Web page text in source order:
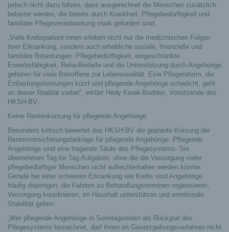
jedoch nicht dazu führen, dass ausgerechnet die Menschen zusätzlich
belastet werden, die bereits durch Krankheit, Pflegebedürftigkeit und
familiäre Pflegeverantwortung stark gefordert sind.
„Viele Krebspatient:innen erleben nicht nur die medizinischen Folgen
ihrer Erkrankung, sondern auch erhebliche soziale, finanzielle und
familiäre Belastungen. Pflegebedürftigkeit, eingeschränkte
Erwerbsfähigkeit, Reha-Bedarfe und die Unterstützung durch Angehörige
gehören für viele Betroffene zur Lebensrealität. Eine Pflegereform, die
Entlastungsleistungen kürzt und pflegende Angehörige schwächt, geht
an dieser Realität vorbei“, erklärt Hedy Kerek-Bodden, Vorsitzende des
HKSH-BV.
Keine Rentenkürzung für pflegende Angehörige
Besonders kritisch bewertet das HKSH-BV die geplante Kürzung der
Rentenversicherungsbeiträge für pflegende Angehörige. Pflegende
Angehörige sind eine tragende Säule des Pflegesystems. Sie
übernehmen Tag für Tag Aufgaben, ohne die die Versorgung vieler
pflegebedürftiger Menschen nicht aufrechterhalten werden könnte.
Gerade bei einer schweren Erkrankung wie Krebs sind Angehörige
häufig diejenigen, die Fahrten zu Behandlungsterminen organisieren,
Versorgung koordinieren, im Haushalt unterstützen und emotionale
Stabilität geben.
„Wer pflegende Angehörige in Sonntagsreden als Rückgrat des
Pflegesystems bezeichnet, darf ihnen im Gesetzgebungsverfahren nicht